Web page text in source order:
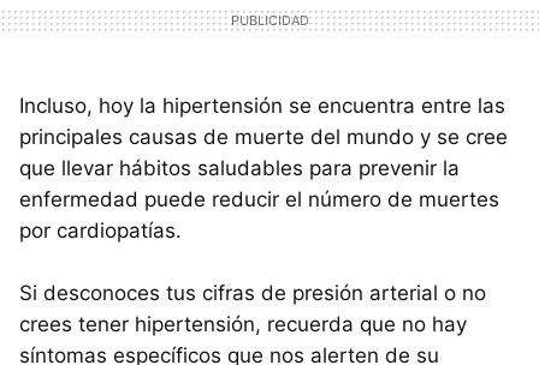
Incluso, hoy la hipertensión se encuentra entre las
principales causas de muerte del mundo y se cree
que llevar hábitos saludables para prevenir la
enfermedad puede reducir el número de muertes
por cardiopatías.
Si desconoces tus cifras de presión arterial o no
crees tener hipertensión, recuerda que no hay
síntomas específicos que nos alerten de su